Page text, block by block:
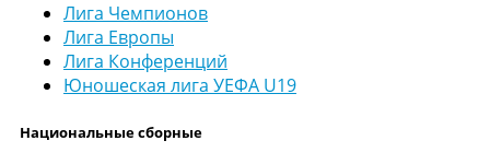
Лига Чемпионов
Лига Европы
Лига Конференций
Юношеская лига УЕФА U19
Национальные сборные